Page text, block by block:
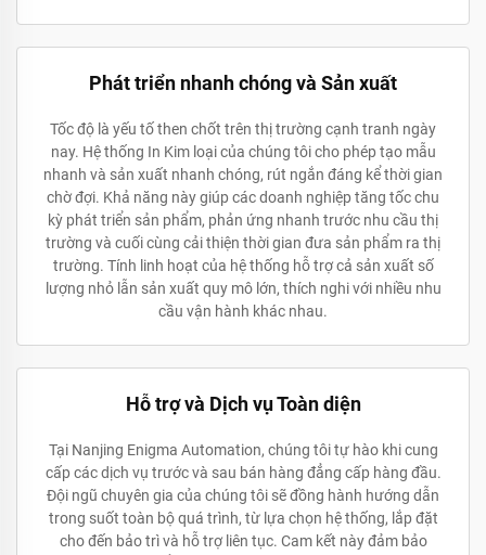
Phát triển nhanh chóng và Sản xuất
Tốc độ là yếu tố then chốt trên thị trường cạnh tranh ngày
nay. Hệ thống In Kim loại của chúng tôi cho phép tạo mẫu
nhanh và sản xuất nhanh chóng, rút ngắn đáng kể thời gian
chờ đợi. Khả năng này giúp các doanh nghiệp tăng tốc chu
kỳ phát triển sản phẩm, phản ứng nhanh trước nhu cầu thị
trường và cuối cùng cải thiện thời gian đưa sản phẩm ra thị
trường. Tính linh hoạt của hệ thống hỗ trợ cả sản xuất số
lượng nhỏ lẫn sản xuất quy mô lớn, thích nghi với nhiều nhu
cầu vận hành khác nhau.
Hỗ trợ và Dịch vụ Toàn diện
Tại Nanjing Enigma Automation, chúng tôi tự hào khi cung
cấp các dịch vụ trước và sau bán hàng đẳng cấp hàng đầu.
Đội ngũ chuyên gia của chúng tôi sẽ đồng hành hướng dẫn
trong suốt toàn bộ quá trình, từ lựa chọn hệ thống, lắp đặt
cho đến bảo trì và hỗ trợ liên tục. Cam kết này đảm bảo